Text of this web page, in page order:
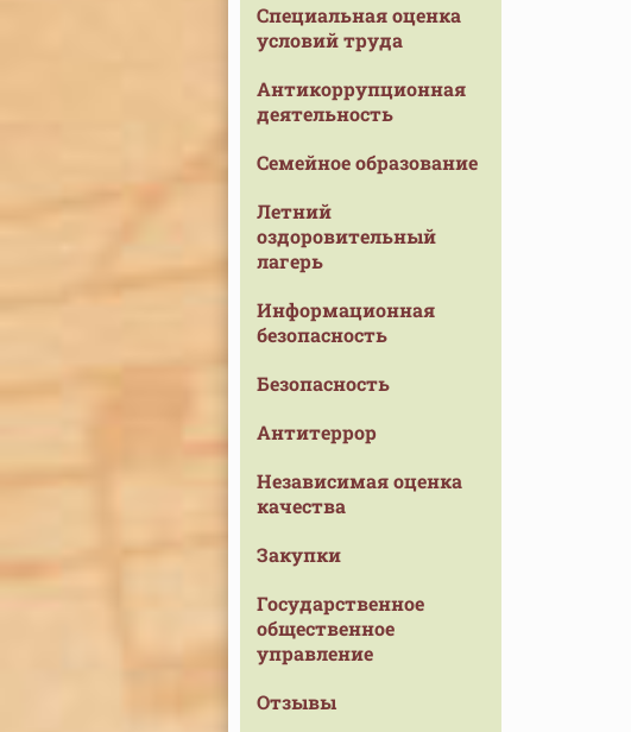
Специальная оценка
условий труда
Антикоррупционная
деятельность
Семейное образование
Летний
оздоровительный
лагерь
Информационная
безопасность
Безопасность
Антитеррор
Независимая оценка
качества
Закупки
Государственное
общественное
управление
Отзывы